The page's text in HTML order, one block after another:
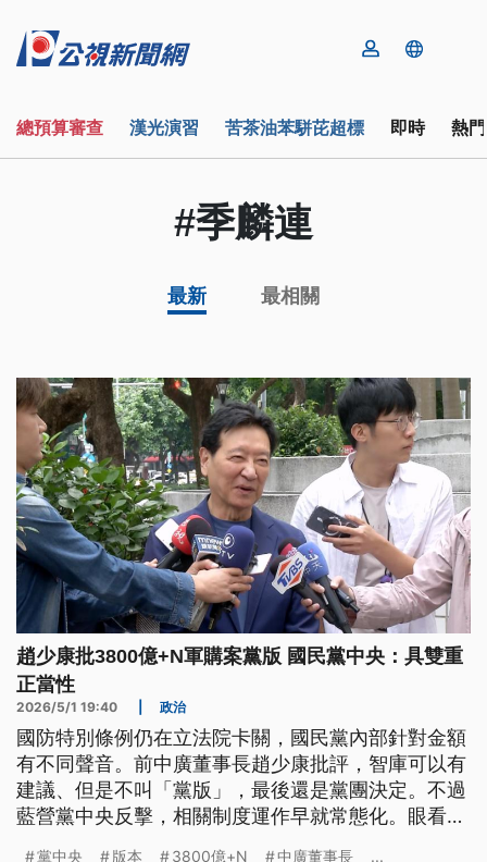
總預算審查 漢光演習 苦茶油苯駢芘超標 即時 熱
#季麟連
最新 最相關
趙少康批3800億+N軍購案黨版 國民黨中央：具雙重
正當性
2026/5/1 19:40 政治
國防特別條例仍在立法院卡關，國民黨內部針對金額
有不同聲音。前中廣董事長趙少康批評，智庫可以有
建議、但是不叫「黨版」，最後還是黨團決定。不過
藍營黨中央反擊，相關制度運作早就常態化。眼看藍
黨中央 版本 3800億+N 中廣董事長 ...